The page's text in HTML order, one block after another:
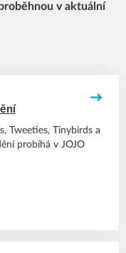
v aktuální
Tweeties, Tinybirds a
probíhá v JOJO